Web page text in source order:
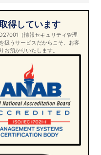
得しています
（情報セキュリティ管理
扱うサービスだからこそ、お客
預かりいたします。